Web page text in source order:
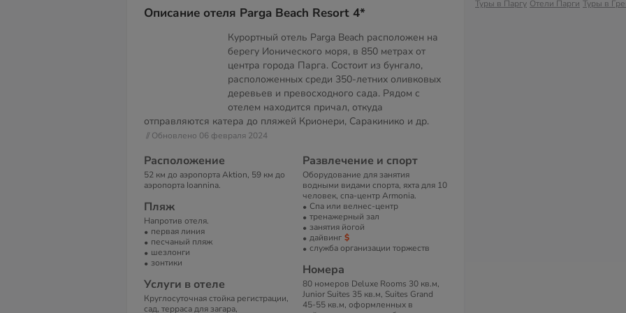
Описание отеля Parga Beach Resort 4*
Курортный отель Parga Beach расположен на
берегу Ионического моря, в 850 метрах от
центра города Парга. Состоит из бунгало,
расположенных среди 350-летних оливковых
деревьев и превосходного сада. Рядом с
отелем находится причал, откуда
отправляются катера до пляжей Крионери, Саракинико и др.
// Обновлено 06 февраля 2024
Расположение
52 км до аэропорта Aktion, 59 км до
аэропорта Ioannina.
Пляж
Напротив отеля.
первая линия
песчаный пляж
шезлонги
зонтики
Услуги в отеле
Круглосуточная стойка регистрации,
сад, терраса для загара,
Развлечение и спорт
Оборудование для занятия
водными видами спорта, яхта для 10
человек, спа-центр Armonia.
Спа или велнес-центр
тренажерный зал
занятия йогой
дайвинг
служба организации торжеств
Номера
80 номеров Deluxe Rooms 30 кв.м,
Junior Suites 35 кв.м, Suites Grand
45-55 кв.м, оформленных в
Туры в Паргу Отели Парги Туры в